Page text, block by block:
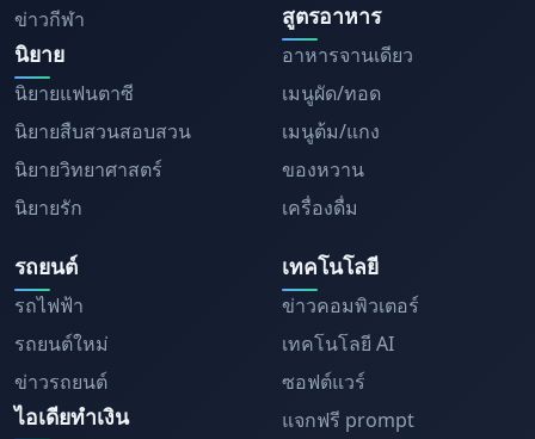
ข่าวกีฬา
นิยาย
นิยายแฟนตาซี
นิยายสืบสวนสอบสวน
นิยายวิทยาศาสตร์
นิยายรัก
สูตรอาหาร
อาหารจานเดียว
เมนูผัด/ทอด
เมนูต้ม/แกง
ของหวาน
เครื่องดื่ม
รถยนต์
รถไฟฟ้า
รถยนต์ใหม่
ข่าวรถยนต์
ไอเดียทำเงิน
เทคโนโลยี
ข่าวคอมพิวเตอร์
เทคโนโลยี AI
ซอฟต์แวร์
แจกฟรี prompt